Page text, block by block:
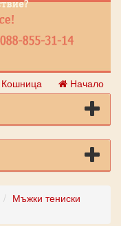
Кошница Начало
Мъжки тениски